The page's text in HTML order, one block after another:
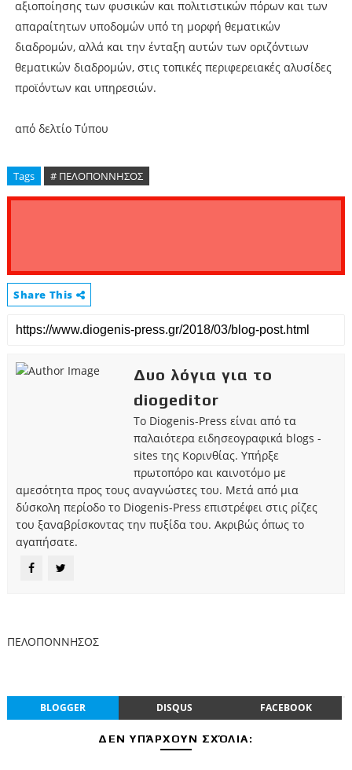
αξιοποίησης των φυσικών και πολιτιστικών πόρων και των
απαραίτητων υποδομών υπό τη μορφή θεματικών
διαδρομών, αλλά και την ένταξη αυτών των οριζόντιων
θεματικών διαδρομών, στις τοπικές περιφερειακές αλυσίδες
προϊόντων και υπηρεσιών.
από δελτίο Τύπου
Tags # ΠΕΛΟΠΟΝΝΗΣΟΣ
Share This
Δυο λόγια για το
diogeditor
Το Diogenis-Press είναι από τα
παλαιότερα ειδησεογραφικά blogs -
sites της Κορινθίας. Υπήρξε
πρωτοπόρο και καινοτόμο με
αμεσότητα προς τους αναγνώστες του. Μετά από μια
δύσκολη περίοδο το Diogenis-Press επιστρέφει στις ρίζες
του ξαναβρίσκοντας την πυξίδα του. Ακριβώς όπως το
αγαπήσατε.
ΠΕΛΟΠΟΝΝΗΣΟΣ
BLOGGER DISQUS FACEBOOK
ΔΕΝ ΥΠΆΡΧΟΥΝ ΣΧΌΛΙΑ: